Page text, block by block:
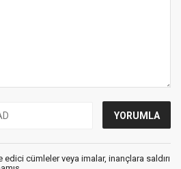
cümleler veya imalar, inançlara saldırı